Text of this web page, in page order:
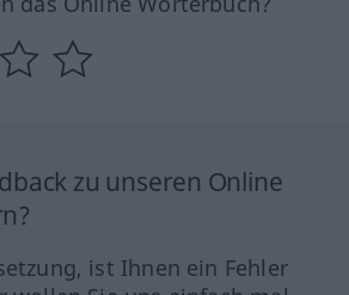
zu unseren Online
ist Ihnen ein Fehler